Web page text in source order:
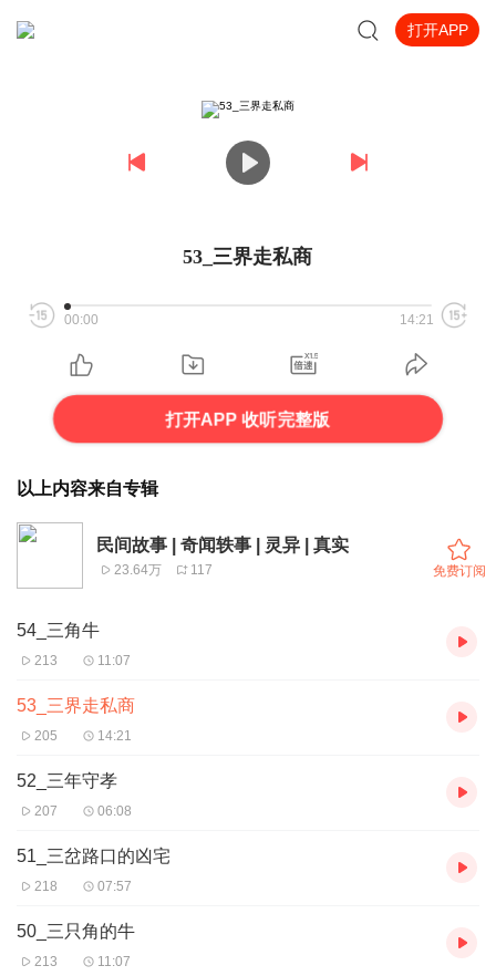
打开APP
53_三界走私商
00:00 14:21
打开APP 收听完整版
以上内容来自专辑
民间故事 | 奇闻轶事 | 灵异 | 真实
23.64万 117 免费订阅
54_三角牛
213 11:07
53_三界走私商
205 14:21
52_三年守孝
207 06:08
51_三岔路口的凶宅
218 07:57
50_三只角的牛
213 11:07